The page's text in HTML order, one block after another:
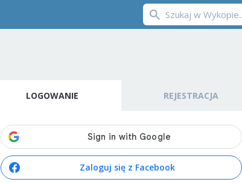
LOGOWANIE REJESTRACJA
Zaloguj się z Facebook